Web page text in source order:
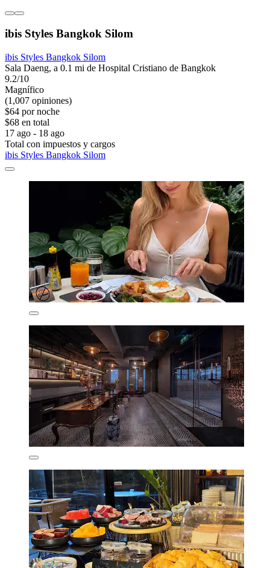
ibis Styles Bangkok Silom
ibis Styles Bangkok Silom
Sala Daeng, a 0.1 mi de Hospital Cristiano de Bangkok
9.2/10
Magnífico
(1,007 opiniones)
$64 por noche
$68 en total
17 ago - 18 ago
Total con impuestos y cargos
ibis Styles Bangkok Silom